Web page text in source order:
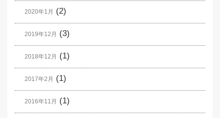
2020年1月 (2)
2019年12月 (3)
2018年12月 (1)
2017年2月 (1)
2016年11月 (1)